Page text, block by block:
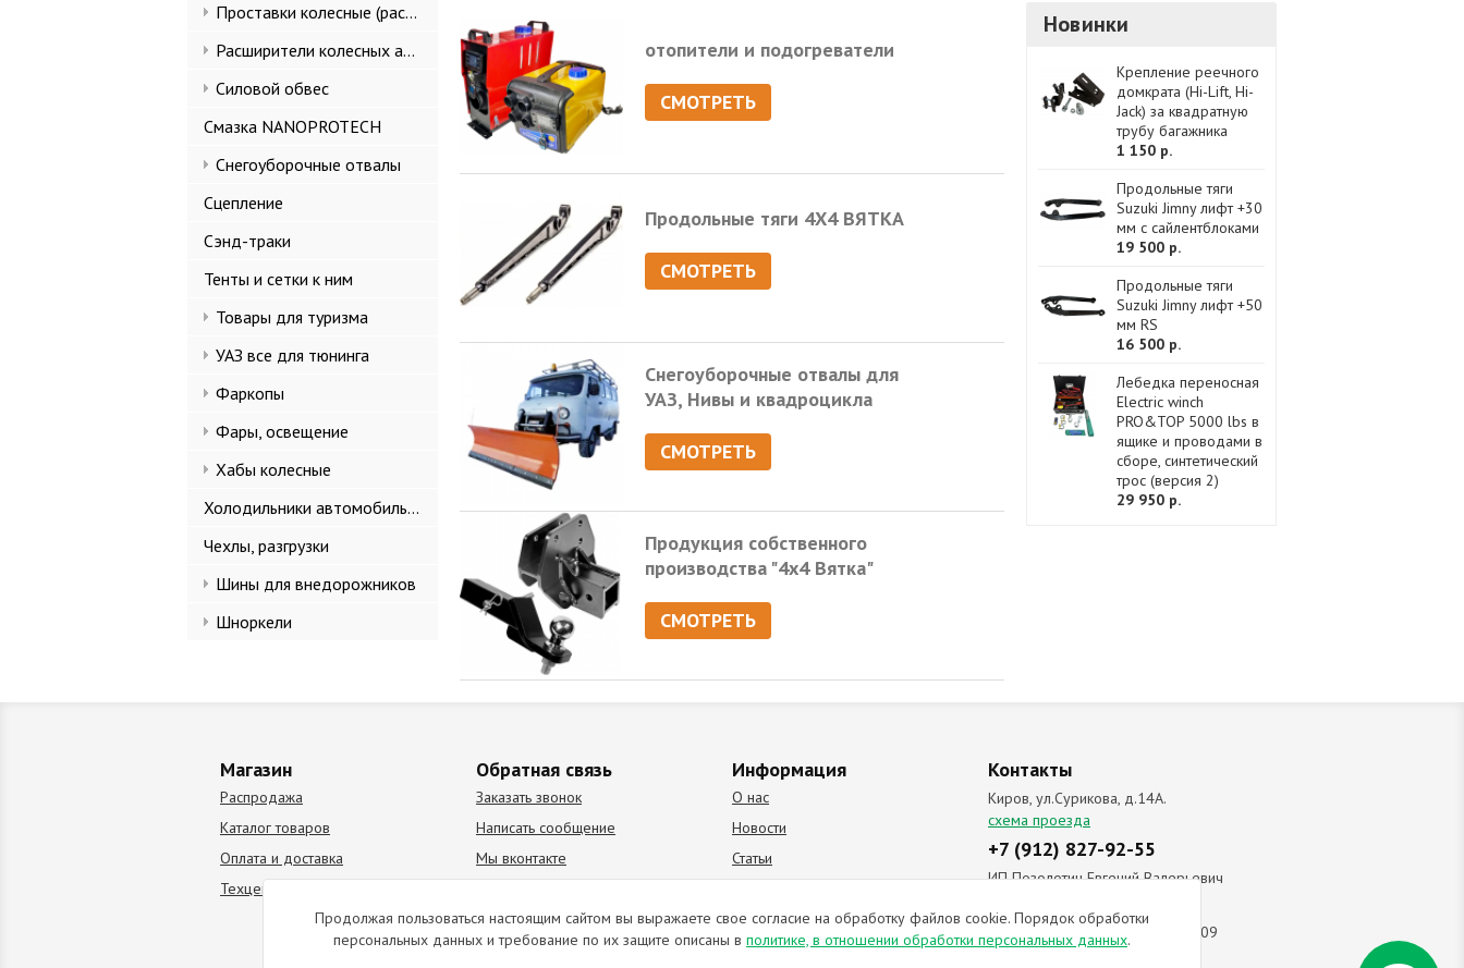
Проставки колесные (расширители колеи)
Расширители колесных арок и брызговики
Силовой обвес
Смазка NANOPROTECH
Снегоуборочные отвалы
Сцепление
Сэнд-траки
Тенты и сетки к ним
Товары для туризма
УАЗ все для тюнинга
Фаркопы
Фары, освещение
Хабы колесные
Холодильники автомобильные
Чехлы, разгрузки
Шины для внедорожников
Шноркели
отопители и подогреватели
СМОТРЕТЬ
Продольные тяги 4Х4 ВЯТКА
СМОТРЕТЬ
Снегоуборочные отвалы для
УАЗ, Нивы и квадроцикла
СМОТРЕТЬ
Продукция собственного
производства "4х4 Вятка"
СМОТРЕТЬ
Новинки
Крепление реечного
домкрата (Hi-Lift, Hi-
Jack) за квадратную
трубу багажника
1 150 р.
Продольные тяги
Suzuki Jimny лифт +30
мм с сайлентблоками
19 500 р.
Продольные тяги
Suzuki Jimny лифт +50
мм RS
16 500 р.
Лебедка переносная
Electric winch
PRO&TOP 5000 lbs в
ящике и проводами в
сборе, синтетический
трос (версия 2)
29 950 р.
Магазин
Распродажа
Каталог товаров
Оплата и доставка
Техцентр
Обратная связь
Заказать звонок
Написать сообщение
Мы вконтакте
Информация
О нас
Новости
Статьи
Контакты
Киров, ул.Сурикова, д.14А.
схема проезда
+7 (912) 827-92-55
ИП Позолотин Евгений Валерьевич
ИНН 434537218055 / ОГРН ИП
309434505600123 от 25.02.2009
Продолжая пользоваться настоящим сайтом вы выражаете свое согласие на обработку файлов cookie. Порядок обработки
персональных данных и требование по их защите описаны в политике, в отношении обработки персональных данных.